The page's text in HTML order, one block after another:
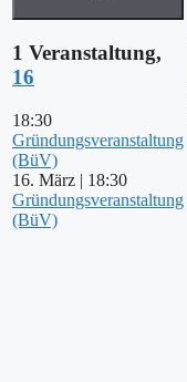
1 Veranstaltung,
16
18:30
Gründungsveranstaltung
(BüV)
16. März | 18:30
Gründungsveranstaltung
(BüV)